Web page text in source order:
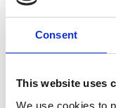
Consent
This website uses
We use cookies to
Ken Zier
Erik Berglin